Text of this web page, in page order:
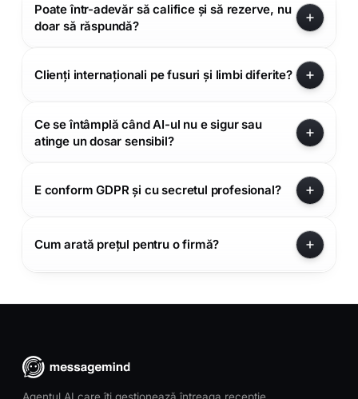
Poate într-adevăr să califice și să rezerve, nu
doar să răspundă?
Clienți internaționali pe fusuri și limbi diferite?
Ce se întâmplă când AI-ul nu e sigur sau
atinge un dosar sensibil?
E conform GDPR și cu secretul profesional?
Cum arată prețul pentru o firmă?